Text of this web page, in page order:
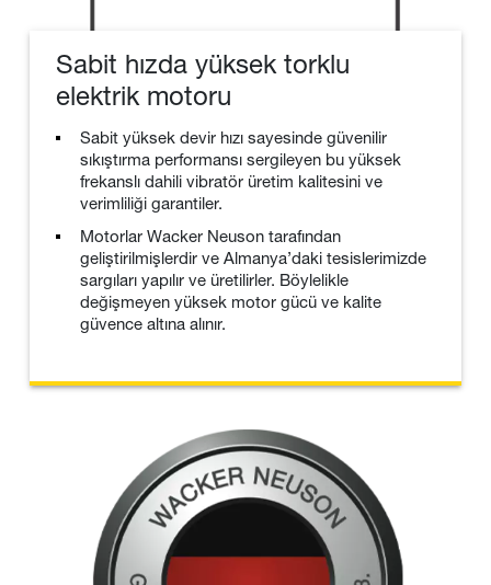
Sabit hızda yüksek torklu
elektrik motoru
Sabit yüksek devir hızı sayesinde güvenilir
sıkıştırma performansı sergileyen bu yüksek
frekanslı dahili vibratör üretim kalitesini ve
verimliliği garantiler.
Motorlar Wacker Neuson tarafından
geliştirilmişlerdir ve Almanya’daki tesislerimizde
sargıları yapılır ve üretilirler. Böylelikle
değişmeyen yüksek motor gücü ve kalite
güvence altına alınır.